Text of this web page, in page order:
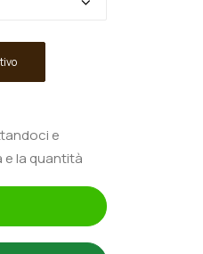
e
e la quantità